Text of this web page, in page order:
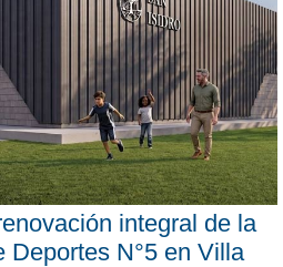
integral de la
Deportes N°5 en Villa